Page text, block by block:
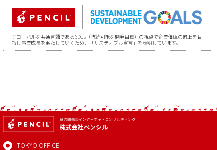
グローバルな共通言語であるSDGs（持続可能な開発目標）の視点で企業価値の向上を目
指し事業成長を果たしていくため、「サステナブル宣言」を表明しています。
TOKYO OFFICE